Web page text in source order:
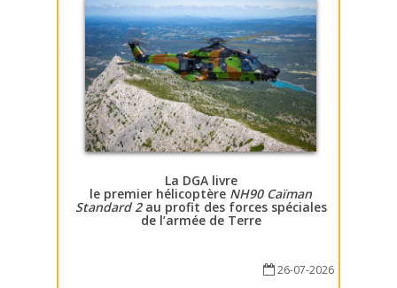
La DGA livre
le premier hélicoptère NH90 Caïman
Standard 2au profit des forces spéciales
de l’armée de Terre
26-07-2026